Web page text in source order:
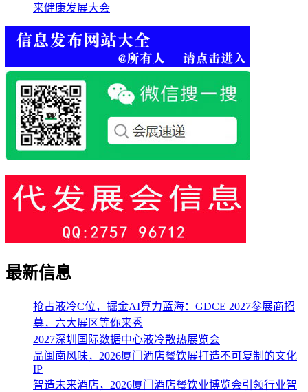
来健康发展大会
最新信息
抢占液冷C位，掘金AI算力蓝海：GDCE 2027参展商招
募，六大展区等你来秀
2027深圳国际数据中心液冷散热展览会
品闽南风味，2026厦门酒店餐饮展打造不可复制的文化
IP
智造未来酒店，2026厦门酒店餐饮业博览会引领行业智